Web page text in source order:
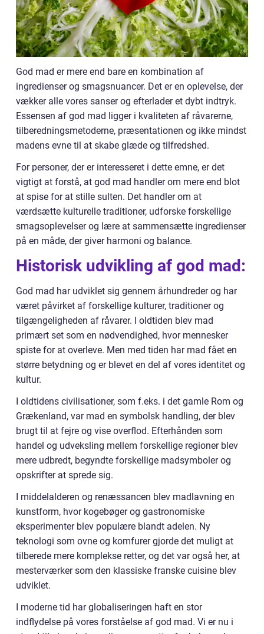
God mad er mere end bare en kombination af
ingredienser og smagsnuancer. Det er en oplevelse, der
vækker alle vores sanser og efterlader et dybt indtryk.
Essensen af god mad ligger i kvaliteten af råvarerne,
tilberedningsmetoderne, præsentationen og ikke mindst
madens evne til at skabe glæde og tilfredshed.
For personer, der er interesseret i dette emne, er det
vigtigt at forstå, at god mad handler om mere end blot
at spise for at stille sulten. Det handler om at
værdsætte kulturelle traditioner, udforske forskellige
smagsoplevelser og lære at sammensætte ingredienser
på en måde, der giver harmoni og balance.
Historisk udvikling af god mad:
God mad har udviklet sig gennem århundreder og har
været påvirket af forskellige kulturer, traditioner og
tilgængeligheden af råvarer. I oldtiden blev mad
primært set som en nødvendighed, hvor mennesker
spiste for at overleve. Men med tiden har mad fået en
større betydning og er blevet en del af vores identitet og
kultur.
I oldtidens civilisationer, som f.eks. i det gamle Rom og
Grækenland, var mad en symbolsk handling, der blev
brugt til at fejre og vise overflod. Efterhånden som
handel og udveksling mellem forskellige regioner blev
mere udbredt, begyndte forskellige madsymboler og
opskrifter at sprede sig.
I middelalderen og renæssancen blev madlavning en
kunstform, hvor kogebøger og gastronomiske
eksperimenter blev populære blandt adelen. Ny
teknologi som ovne og komfurer gjorde det muligt at
tilberede mere komplekse retter, og det var også her, at
mesterværker som den klassiske franske cuisine blev
udviklet.
I moderne tid har globaliseringen haft en stor
indflydelse på vores forståelse af god mad. Vi er nu i